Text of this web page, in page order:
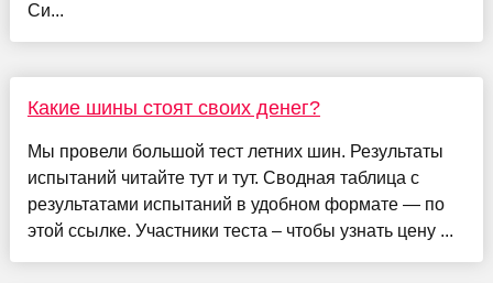
Си...
Какие шины стоят своих денег?
Мы провели большой тест летних шин. Результаты
испытаний читайте тут и тут. Сводная таблица с
результатами испытаний в удобном формате — по
этой ссылке. Участники теста – чтобы узнать цену ...